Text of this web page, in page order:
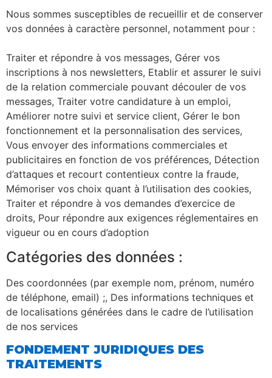
Nous sommes susceptibles de recueillir et de conserver
vos données à caractère personnel, notamment pour :
Traiter et répondre à vos messages, Gérer vos
inscriptions à nos newsletters, Etablir et assurer le suivi
de la relation commerciale pouvant découler de vos
messages, Traiter votre candidature à un emploi,
Améliorer notre suivi et service client, Gérer le bon
fonctionnement et la personnalisation des services,
Vous envoyer des informations commerciales et
publicitaires en fonction de vos préférences, Détection
d’attaques et recourt contentieux contre la fraude,
Mémoriser vos choix quant à l’utilisation des cookies,
Traiter et répondre à vos demandes d’exercice de
droits, Pour répondre aux exigences réglementaires en
vigueur ou en cours d’adoption
Catégories des données :
Des coordonnées (par exemple nom, prénom, numéro
de téléphone, email) ;, Des informations techniques et
de localisations générées dans le cadre de l’utilisation
de nos services
FONDEMENT JURIDIQUES DES
TRAITEMENTS